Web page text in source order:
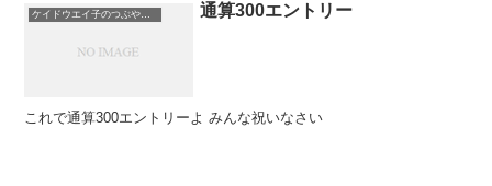
ケイドウエイ子のつぶやき日記 通算300エントリー
これで通算300エントリーよ みんな祝いなさい